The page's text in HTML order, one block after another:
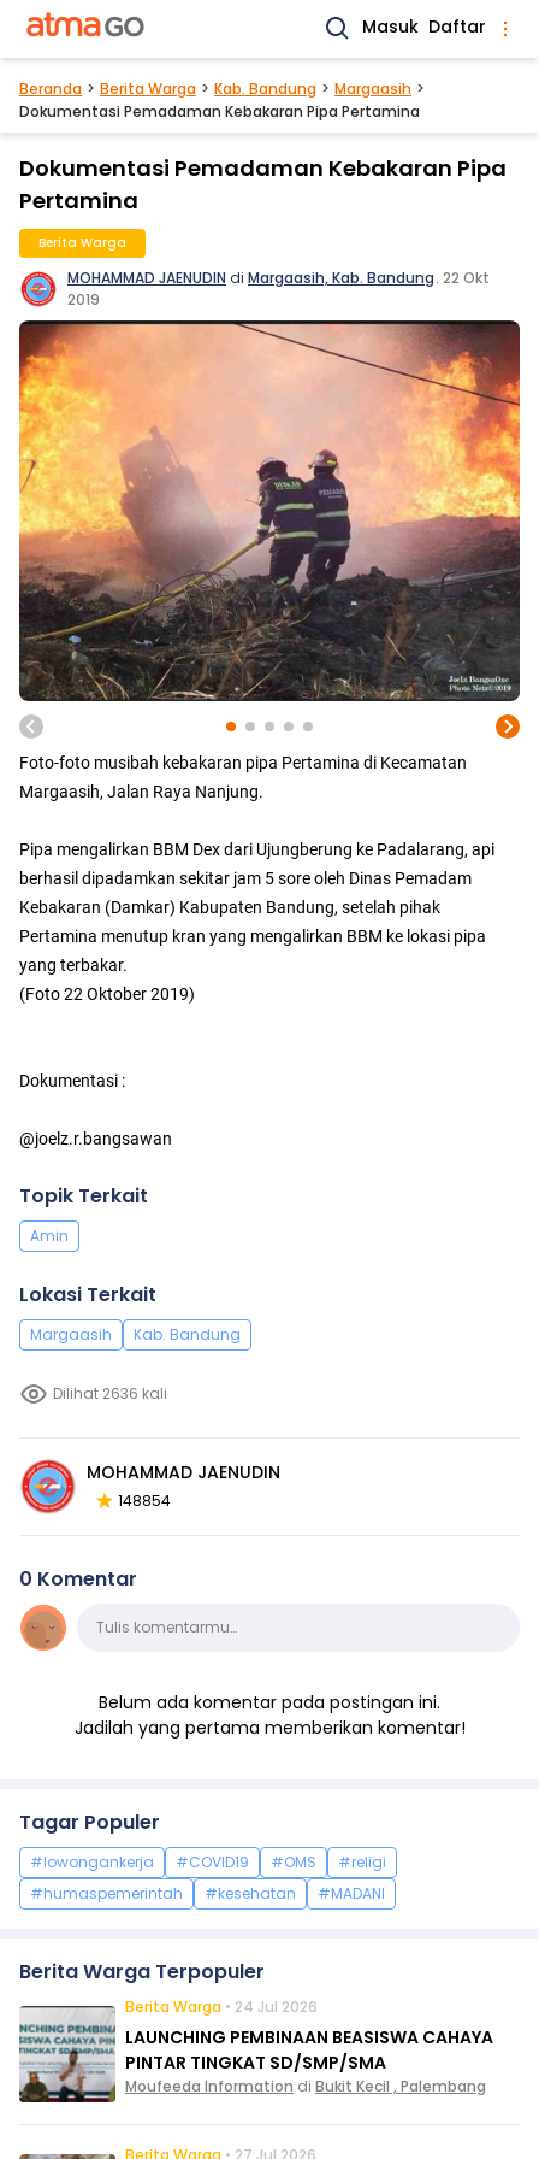
Masuk Daftar
Beranda Berita Warga Kab. Bandung
Margaasih
Dokumentasi Pemadaman Kebakaran Pipa Pertamina
Dokumentasi Pemadaman Kebakaran Pipa
Pertamina
Berita Warga
MOHAMMAD JAENUDIN di Margaasih, Kab. Bandung. 22 Okt
2019
Foto-foto musibah kebakaran pipa Pertamina di Kecamatan
Margaasih, Jalan Raya Nanjung.
Pipa mengalirkan BBM Dex dari Ujungberung ke Padalarang, api
berhasil dipadamkan sekitar jam 5 sore oleh Dinas Pemadam
Kebakaran (Damkar) Kabupaten Bandung, setelah pihak
Pertamina menutup kran yang mengalirkan BBM ke lokasi pipa
yang terbakar.
(Foto 22 Oktober 2019)
Dokumentasi :
@joelz.r.bangsawan
Topik Terkait
Amin
Lokasi Terkait
Margaasih Kab. Bandung
Dilihat 2636 kali
MOHAMMAD JAENUDIN
148854
0 Komentar
KomentarTulis komentarmu…
Belum ada komentar pada postingan ini.
Jadilah yang pertama memberikan komentar!
Tagar Populer
#lowongankerja #COVID19 #OMS
#religi
#humaspemerintah
#kesehatan #MADANI
Berita Warga Terpopuler
Berita Warga • 24 Jul 2026
LAUNCHING PEMBINAAN BEASISWA CAHAYA
PINTAR TINGKAT SD/SMP/SMA
Moufeeda Information di Bukit Kecil , Palembang
Berita Warga • 27 Jul 2026